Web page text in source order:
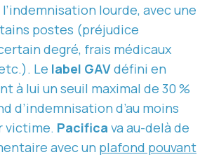
lourde, avec une
postes (préjudice
degré, frais médicaux
Le label GAVdéfini en
à lui un seuil maximal de 30 %
d’indemnisation d’au moins
victime. Pacifica va au-delà de
avec un plafond pouvant